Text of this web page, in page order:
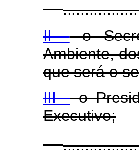
II -o
Ambiente,
que será o
III -o
Executivo;